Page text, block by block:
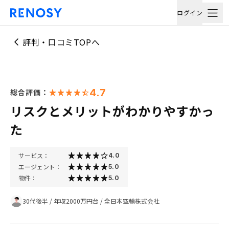
ログイン
評判・口コミTOPへ
総合評価： 4.7
リスクとメリットがわかりやすかっ
た
サービス： 4.0
エージェント： 5.0
物件： 5.0
30代後半 / 年収2000万円台 /全日本空輸株式会社